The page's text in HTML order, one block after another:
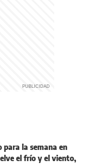
para la semana en
el frío y el viento,